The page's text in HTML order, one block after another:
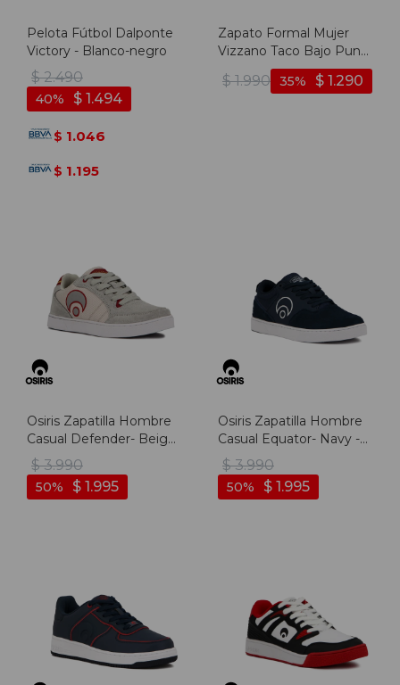
Pelota Fútbol Dalponte
Victory - Blanco-negro
$ 2.490
$ 1.494
40
$ 1.046
$ 1.195
Zapato Formal Mujer
Vizzano Taco Bajo Punta
Fina - Negro
$ 1.990 $ 1.290
35
Osiris Zapatilla Hombre
Casual Defender- Beige
- Beige
$ 3.990
$ 1.995
50
Osiris Zapatilla Hombre
Casual Equator- Navy -
Marino
$ 3.990
$ 1.995
50